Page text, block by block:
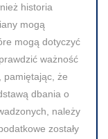
historia
mogą
mogą dotyczyć
ważność
pamiętając, że
dbania o
należy
zostały